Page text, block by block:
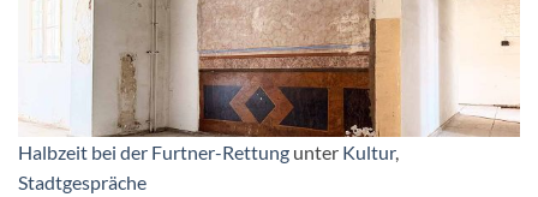
Halbzeit bei der Furtner-Rettung unter Kultur,
Stadtgespräche